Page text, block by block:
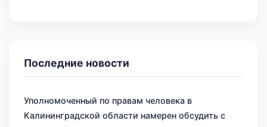
Последние новости
Уполномоченный по правам человека в
Калининградской области намерен обсудить с